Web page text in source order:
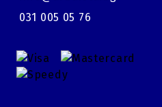
031 005 05 76